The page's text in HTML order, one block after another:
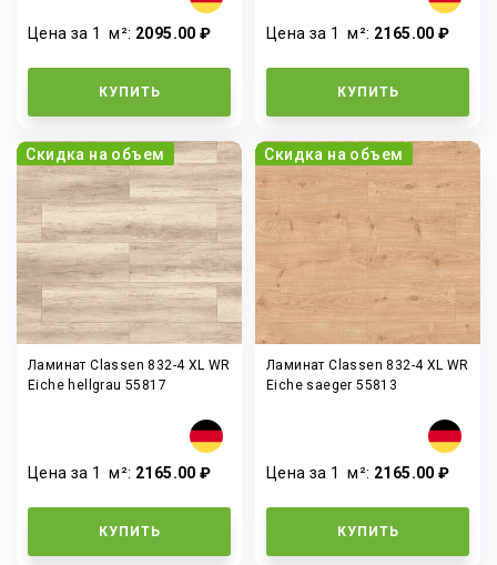
Цена за 1м²: 2095.00 ₽
КУПИТЬ
Цена за 1м²: 2165.00 ₽
КУПИТЬ
Скидка на объем
Ламинат Classen 832-4 XL WR
Eiche hellgrau 55817
Цена за 1м²: 2165.00 ₽
КУПИТЬ
Скидка на объем
Ламинат Classen 832-4 XL WR
Eiche saeger 55813
Цена за 1м²: 2165.00 ₽
КУПИТЬ